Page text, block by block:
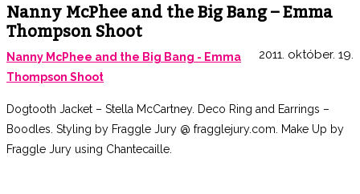
Nanny McPhee and the Big Bang – Emma
Thompson Shoot
2011. október. 19.
Nanny McPhee and the Big Bang - Emma
Thompson Shoot
Dogtooth Jacket – Stella McCartney. Deco Ring and Earrings –
Boodles. Styling by Fraggle Jury @ fragglejury.com. Make Up by
Fraggle Jury using Chantecaille.